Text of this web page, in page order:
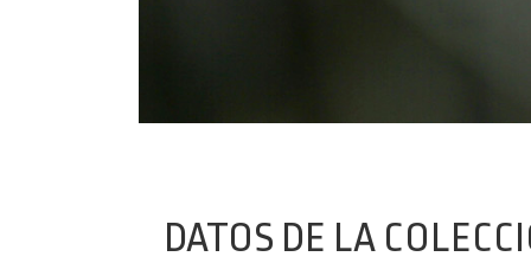
DATOS DE LA